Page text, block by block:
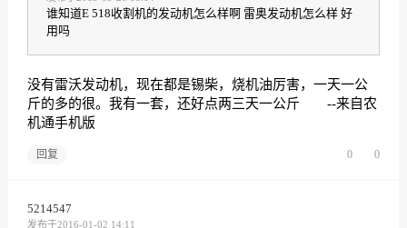
谁知道E 518收割机的发动机怎么样啊 雷奥发动机怎么样 好
用吗
没有雷沃发动机，现在都是锡柴，烧机油厉害，一天一公
斤的多的很。我有一套，还好点两三天一公斤 --来自农
机通手机版
回复 0 0
5214547
发布于2016-01-02 14:11